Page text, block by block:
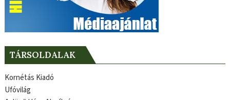
TÁRSOLDALAK
Kornétás Kiadó
Ufóvilág